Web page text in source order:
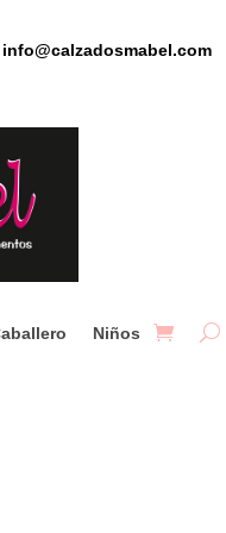
info@calzadosmabel.com
Niños